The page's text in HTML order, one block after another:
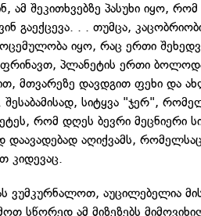
ამ შეკითხვებზე პასუხი იყო,
გაექცევა. . . თუმცა,
იყო, რაც ერთი
პლანეტის ერთი
მთვარეზე დავდგით ფეხი და
შესაბამისად, სიტყვა "ჯერ",
რომ დღეს ბევრი მეცნიერი
დაავადებად აღიქვამს,
კიდევაც.
ვუმკურნალოთ, აუცილებელია
სწორედ ამ მიზეზებს